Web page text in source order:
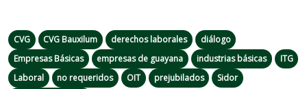
CVG CVG Bauxilum derechos laborales
diálogo
Empresas Básicas
empresas de guayana industrias básicas
ITG
Laboral
no requeridos OIT prejubilados
Sidor